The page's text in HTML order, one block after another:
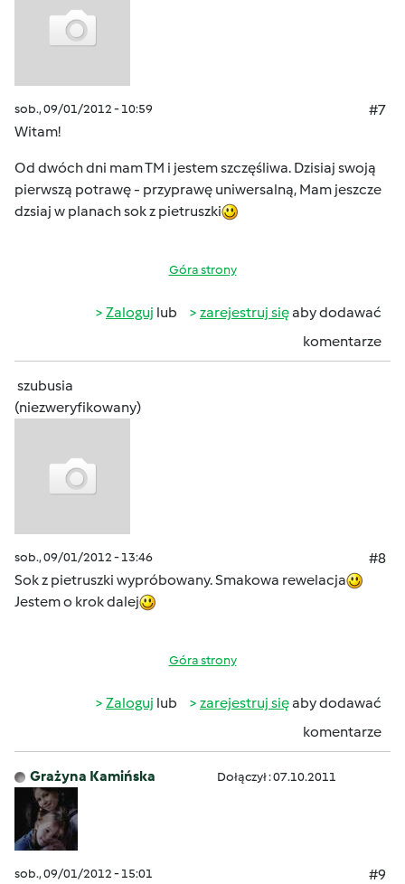
sob., 09/01/2012 - 10:59
#7
Witam!
Od dwóch dni mam TM i jestem szczęśliwa. Dzisiaj swoją
pierwszą potrawę - przyprawę uniwersalną, Mam jeszcze
dzsiaj w planach sok z pietruszki
Góra strony
Zaloguj lub zarejestruj sięaby dodawać
komentarze
szubusia
(niezweryfikowany)
sob., 09/01/2012 - 13:46
#8
Sok z pietruszki wypróbowany. Smakowa rewelacja
Jestem o krok dalej
Góra strony
Zaloguj lub zarejestruj sięaby dodawać
komentarze
Grażyna Kamińska Dołączył : 07.10.2011
sob., 09/01/2012 - 15:01
#9